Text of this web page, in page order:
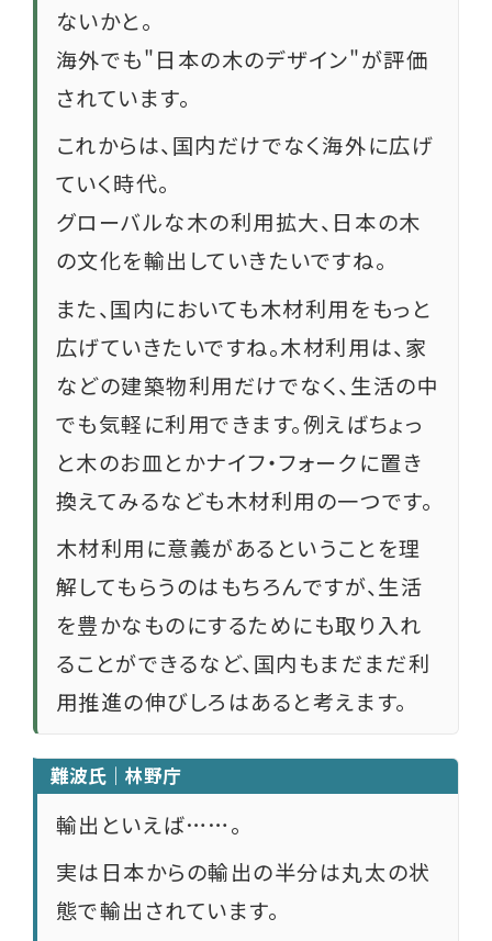
ないかと。
海外でも"日本の木のデザイン"が評価
されています。
これからは、国内だけでなく海外に広げ
ていく時代。
グローバルな木の利用拡大、日本の木
の文化を輸出していきたいですね。
また、国内においても木材利用をもっと
広げていきたいですね。木材利用は、家
などの建築物利用だけでなく、生活の中
でも気軽に利用できます。例えばちょっ
と木のお皿とかナイフ・フォークに置き
換えてみるなども木材利用の一つです。
木材利用に意義があるということを理
解してもらうのはもちろんですが、生活
を豊かなものにするためにも取り入れ
ることができるなど、国内もまだまだ利
用推進の伸びしろはあると考えます。
難波氏｜林野庁
輸出といえば……。
実は日本からの輸出の半分は丸太の状
態で輸出されています。